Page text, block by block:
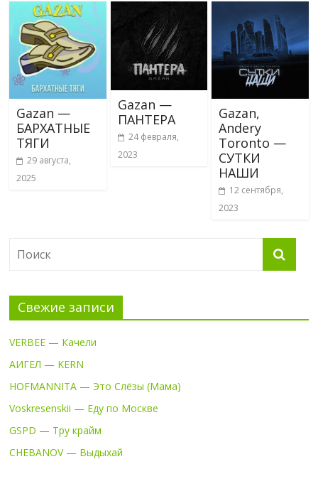
Gazan —
БАРХАТНЫЕ
ТЯГИ
29 августа,
2025
Gazan —
ПАНТЕРА
24 февраля,
2023
Gazan,
Andery
Toronto —
СУТКИ
НАШИ
12 сентября,
2023
Свежие записи
VERBEE — Качели
АИГЕЛ — KERN
HOFMANNITA — Это Слёзы (Мама)
Voskresenskii — Еду по Москве
GSPD — Тру крайм
CHEBANOV — Выдыхай